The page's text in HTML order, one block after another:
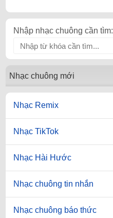
Nhập nhạc chuông cần tìm:
Nhạc chuông mới
Nhạc Remix
Nhạc TikTok
Nhạc Hài Hước
Nhạc chuông tin nhắn
Nhạc chuông báo thức